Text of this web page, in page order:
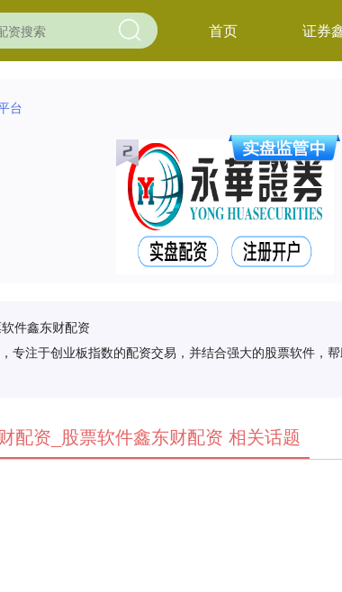
首页 证券
台
件鑫东财配资
专注于创业板指数的配资交易，并结合强大的股票软件，
配资_股票软件鑫东财配资 相关话题